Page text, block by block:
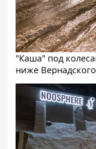
"Каша" под
ниже Вернадского